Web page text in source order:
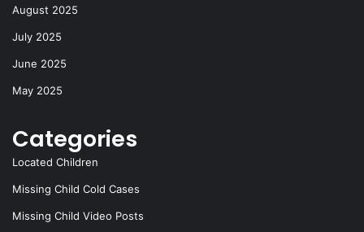
August 2025
July 2025
June 2025
May 2025
Categories
Located Children
Missing Child Cold Cases
Missing Child Video Posts